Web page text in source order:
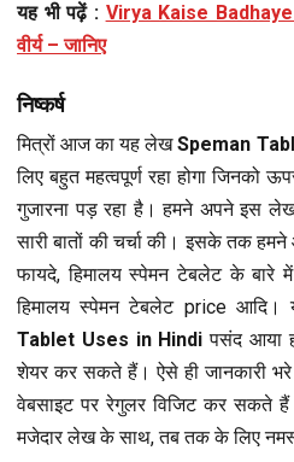
यह भी पढ़ें : Virya Kaise Badhaye
वीर्य – जानिए
निष्कर्ष
मित्रों आज का यह लेखSpeman
लिए बहुत महत्वपूर्ण रहा होगा जिनको
गुजारना पड़ रहा है। हमने अपने इस
सारी बातों की चर्चा की। इसके तक
फायदे, हिमालय स्पेमन टेबलेट के बारे
हिमालय स्पेमन टेबलेट price
Tablet Uses in Hindiपसंद आया
शेयर कर सकते हैं। ऐसे ही जानकारी
वेबसाइट पर रेगुलर विजिट कर सकते
मजेदार लेख के साथ, तब तक के लिए